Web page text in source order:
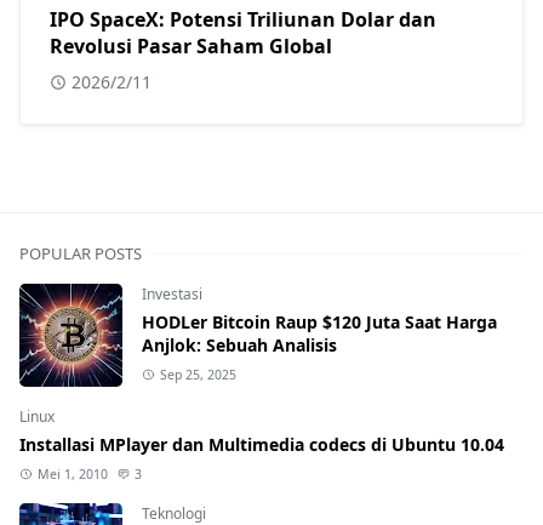
IPO SpaceX: Potensi Triliunan Dolar dan
Revolusi Pasar Saham Global
2026/2/11
POPULAR POSTS
Investasi
HODLer Bitcoin Raup $120 Juta Saat Harga
Anjlok: Sebuah Analisis
Sep 25, 2025
Linux
Installasi MPlayer dan Multimedia codecs di Ubuntu 10.04
Mei 1, 2010 3
Teknologi